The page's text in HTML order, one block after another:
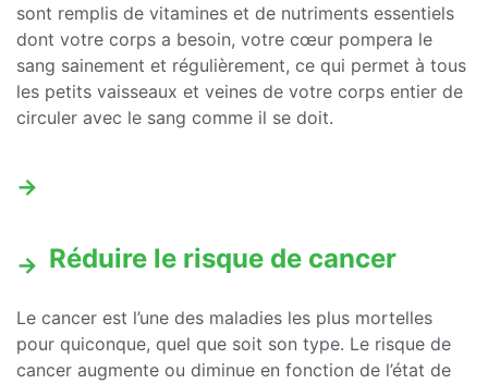
sont remplis de vitamines et de nutriments essentiels
dont votre corps a besoin, votre cœur pompera le
sang sainement et régulièrement, ce qui permet à tous
les petits vaisseaux et veines de votre corps entier de
circuler avec le sang comme il se doit.
Réduire le risque de cancer
Le cancer est l’une des maladies les plus mortelles
pour quiconque, quel que soit son type. Le risque de
cancer augmente ou diminue en fonction de l’état de